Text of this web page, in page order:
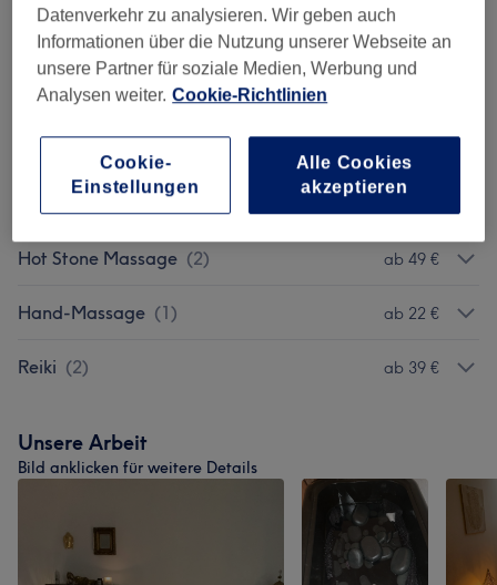
Klang Frequenz Massage (1) 89 €
Kräuterstempelmassage (1)
Kerzenölmassage
Fußreflexzonen-Massage
Hot Stone Massage (2) ab 49 €
Hand-Massage (1) ab 22 €
Reiki (2) ab 39 €
Unsere Arbeit
Bild anklicken für weitere Details
Datenverkehr zu analysieren. Wir geben auch
Informationen über die Nutzung unserer Webseite an
unsere Partner für soziale Medien, Werbung und
Analysen weiter. Cookie-Richtlinien
Cookie-
Einstellungen
Alle Cookies
akzeptieren